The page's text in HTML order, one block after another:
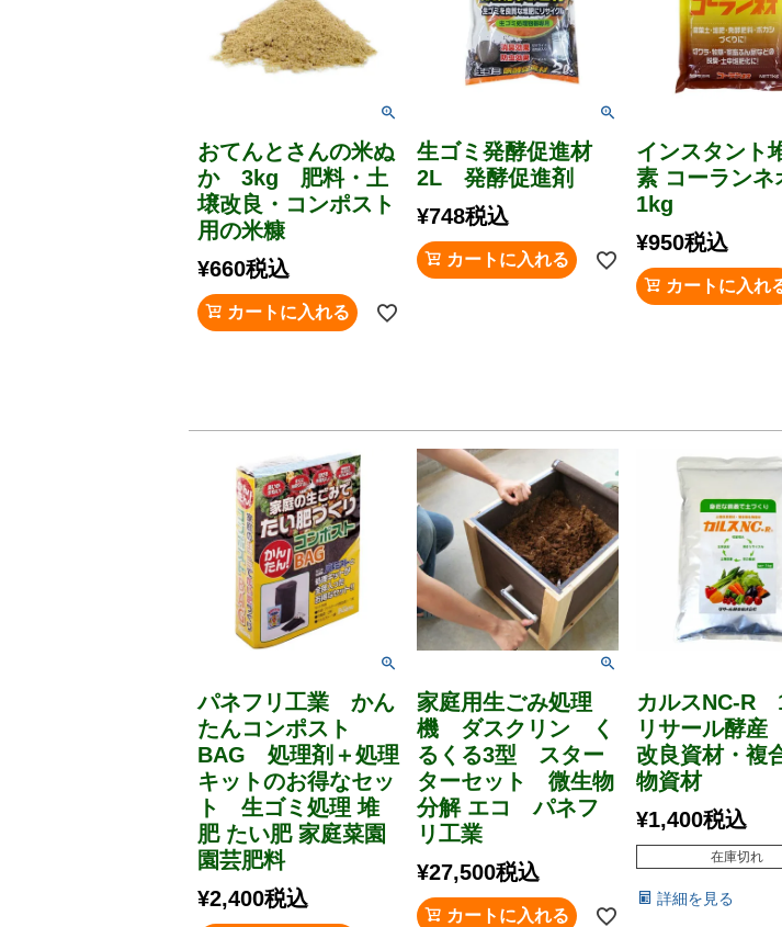
おてんとさんの米ぬ
か 3kg 肥料・土
壌改良・コンポスト
用の米糠
¥660税込
カートに入れる
生ゴミ発酵促進材
2L 発酵促進剤
¥748税込
カートに入れる
インスタント
素 コーランネ
1kg
¥950税込
カートに入れ
パネフリ工業 かん
たんコンポスト
BAG 処理剤＋処理
キットのお得なセッ
ト 生ゴミ処理 堆
肥 たい肥 家庭菜園
園芸肥料
¥2,400税込
家庭用生ごみ処理
機 ダスクリン く
るくる3型 スター
ターセット 微生物
分解 エコ パネフ
リ工業
¥27,500税込
カートに入れる
カルスNC-
リサール酵
改良資材・複
物資材
¥1,400税込
在庫切れ
詳細を見る